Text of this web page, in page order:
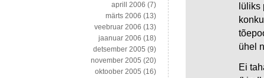
lüliks
ühel
Ei
aprill 2006 (7)
märts 2006 (13)
veebruar 2006 (13)
jaanuar 2006 (18)
detsember 2005 (9)
november 2005 (20)
oktoober 2005 (16)